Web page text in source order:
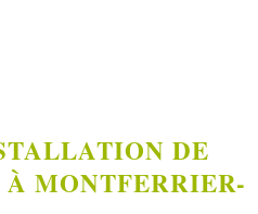
DE
MONTFERRIER-